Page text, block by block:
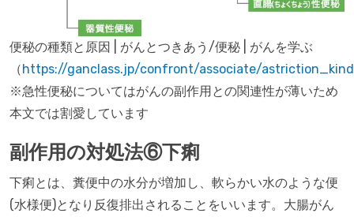
便秘の種類と原因 | がんとつきあう/便秘 | がんを学ぶ
（https://ganclass.jp/confront/associate/
※急性便秘についてはがんの副作用との関連性が薄いため
本文では割愛しています
副作用の対処法⑥下痢
下痢とは、糞便中の水分が増加し、軟らかい水のような便
(水様便)となり反復排出されることをいいます。大腸がん